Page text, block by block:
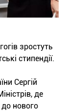
зростуть
стипендії.
Сергій
де
до нового